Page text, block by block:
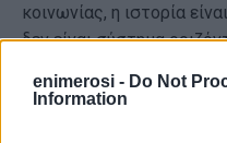
enimerosi - Do Not
Information
κοινωνίας, η ιστορία
δεν είναι σύστημα
Ο πολιτισμός του